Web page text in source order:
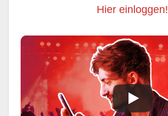
Hier einloggen!